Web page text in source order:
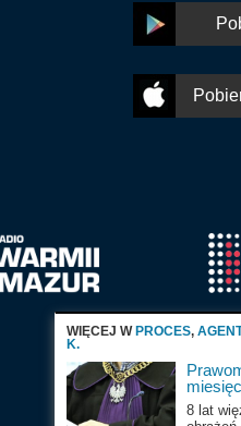
WIĘCEJ W PROCES,
K.
8 lat